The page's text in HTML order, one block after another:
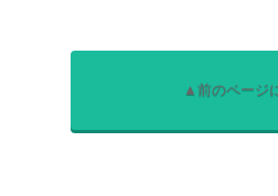
▲前のページ